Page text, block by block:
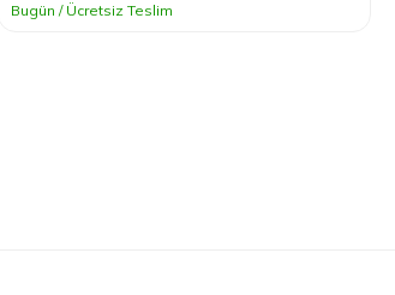
Bugün / Ücretsiz Teslim